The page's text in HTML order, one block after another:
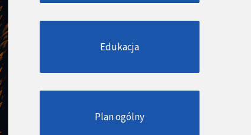
Edukacja
Plan ogólny